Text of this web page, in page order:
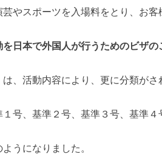
芸やスポーツを入場料をとり、お
を日本で外国人が行うためのビザの
活動内容により、更に分類がさ
号、基準２号、基準３号、基準４
うになりました。